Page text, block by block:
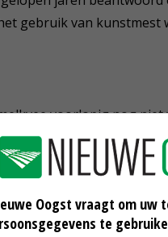
gebruik van kunstmest
voorlopig nog niet
van de hoeveelheid
Schouten.
betekenen dat er in
het houden van meer
Oogst vraagt om uw
te